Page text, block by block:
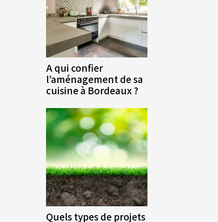
A qui confier
l’aménagement de sa
cuisine à Bordeaux ?
Quels types de projets